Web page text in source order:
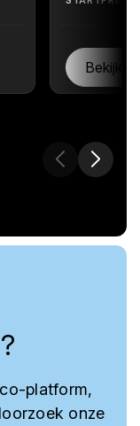
Bekijk
platform,
onze